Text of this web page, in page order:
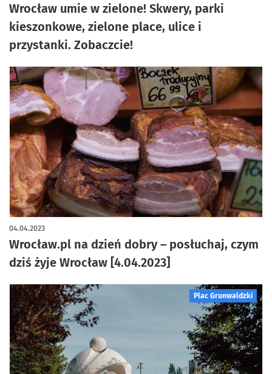
Wrocław umie w zielone! Skwery, parki
kieszonkowe, zielone place, ulice i
przystanki. Zobaczcie!
Wrocław.pl na dzień dobry – posłuchaj, czym
dziś żyje Wrocław [4.04.2023]
04.04.2023
Plac Grunwaldzki